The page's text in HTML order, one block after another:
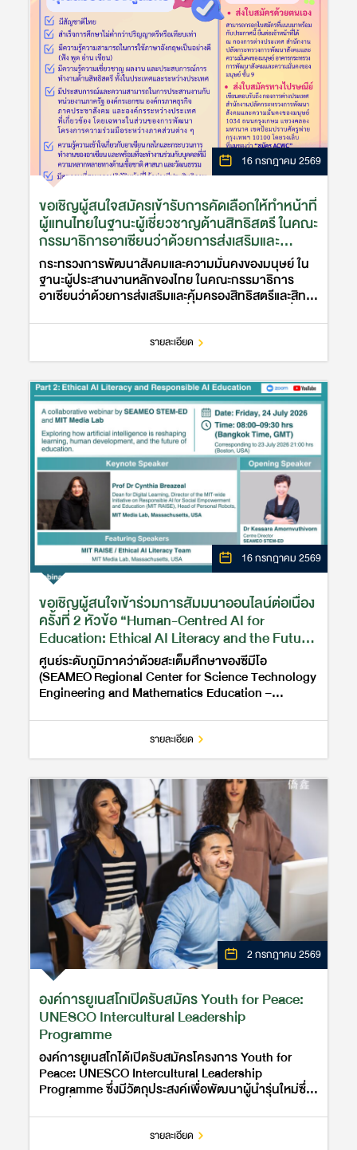
16 กรกฎาคม 2569
ขอเชิญผู้สนใจสมัครเข้ารับการคัดเลือกให้ทำหน้าที่
ผู้แทนไทยในฐานะผู้เชี่ยวชาญด้านสิทธิสตรี ในคณะ
กรรมาธิการอาเซียนว่าด้วยการส่งเสริมและ
คุ้มครองสิทธิสตรีและสิทธิเด็ก (ASEAN
Commission on the Promotion and
Protection of the Rights of Women and
กระทรวงการพัฒนาสังคมและความมั่นคงของมนุษย์ ใน
ฐานะผู้ประสานงานหลักของไทย ในคณะกรรมาธิการ
อาเซียนว่าด้วยการส่งเสริมและคุ้มครองสิทธิสตรีและสิทธิ
แทนไทยในฐานะผู้เชี่ยวชาญด้าน…
รายละเอียด
16 กรกฎาคม 2569
ขอเชิญผู้สนใจเข้าร่วมการสัมมนาออนไลน์ต่อเนื่อง
ครั้งที่ 2 หัวข้อ “Human-Centred AI for
Education: Ethical AI Literacy and the Future
of Learning in Southeast Asia.” Part 2:
Ethical AI Literacy and Responsible AI
Education
ศูนย์ระดับภูมิภาคว่าด้วยสะเต็มศึกษาของซีมีโอ
(SEAMEO Regional Center for Science Technology
Engineering and Mathematics Education –
MIT Media Lab ขอเชิญผู้สนใจเข้าร…
รายละเอียด
2 กรกฎาคม 2569
องค์การยูเนสโกเปิดรับสมัคร Youth for Peace:
UNESCO Intercultural Leadership
Programme
องค์การยูเนสโกได้เปิดรับสมัครโครงการ Youth for
Peace: UNESCO Intercultural Leadership
Programme ซึ่งมีวัตถุประสงค์เพื่อพัฒนาผู้นำรุ่นใหม่ซึ่ง
ครอบคลุมและสันติภาพ ผ่านการเสวนาระหว…
รายละเอียด